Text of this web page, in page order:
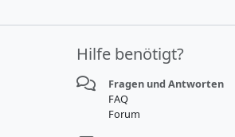
Hilfe benötigt?
Fragen und Antworten
FAQ
Forum